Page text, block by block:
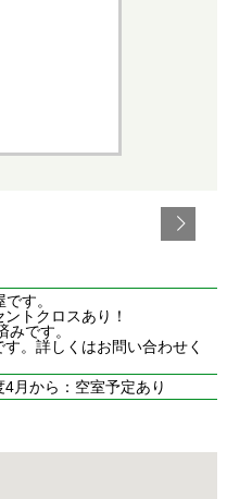
す。
トクロスあり！
です。
。詳しくはお問い合わせく
月から：空室予定あり